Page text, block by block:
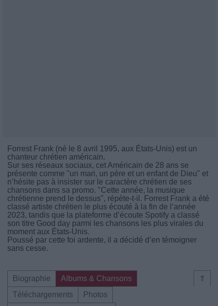
Forrest Frank (né le 8 avril 1995, aux États-Unis) est un
chanteur chrétien américain.
Sur ses réseaux sociaux, cet Américain de 28 ans se
présente comme "un mari, un père et un enfant de Dieu" et
n’hésite pas à insister sur le caractère chrétien de ses
chansons dans sa promo. "Cette année, la musique
chrétienne prend le dessus", répète-t-il. Forrest Frank a été
classé artiste chrétien le plus écouté à la fin de l’année
2023, tandis que la plateforme d’écoute Spotify a classé
son titre Good day parmi les chansons les plus virales du
moment aux États-Unis.
Poussé par cette foi ardente, il a décidé d’en témoigner
sans cesse.
⇑
Biographie
Albums & Chansons
Téléchargements
Photos